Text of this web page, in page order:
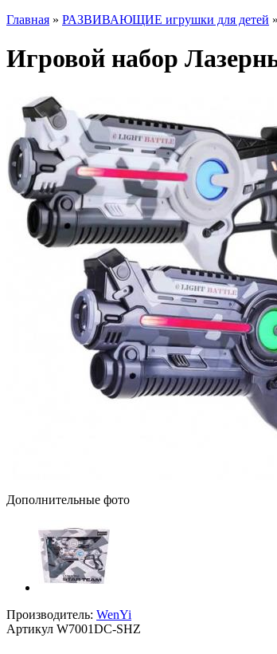
Главная » РАЗВИВАЮЩИЕ игрушки для детей »
Игровой набор
Дополнительные фото
Производитель: WenYi
Артикул W7001DC-SHZ